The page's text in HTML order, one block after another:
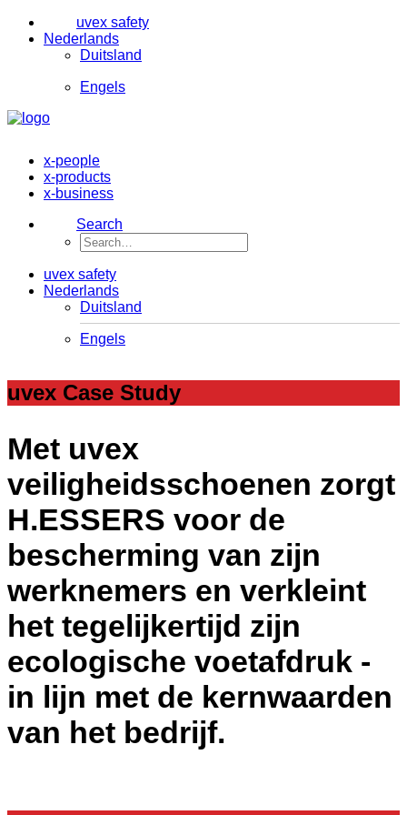
uvex safety
Nederlands
Duitsland
Engels
x-people
x-products
x-business
Search
uvex safety
Nederlands
Duitsland
Engels
uvex Case Study
Met uvex
veiligheidsschoenen zorgt
H.ESSERS voor de
bescherming van zijn
werknemers en verkleint
het tegelijkertijd zijn
ecologische voetafdruk -
in lijn met de kernwaarden
van het bedrijf.